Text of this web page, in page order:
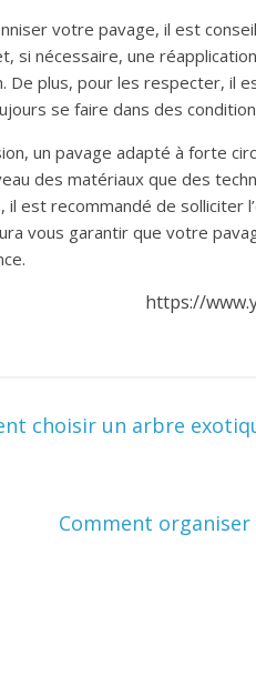
votre pavage, il est
si nécessaire, une
De plus, pour les respecter, il
se faire dans des
un pavage adapté à forte
des matériaux que des
il est recommandé de solliciter
vous garantir que votre
https://
choisir un arbre
Comment